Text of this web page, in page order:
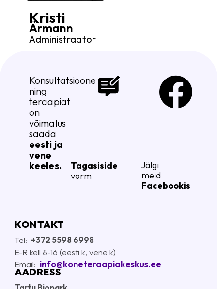
Kristi
Ärmann
Administraator
Konsultatsioone
ning
teraapiat
on
võimalus
saada
eesti ja
vene
keeles.
Tagasiside
vorm
Jälgi
meid
Facebookis
KONTAKT
Tel: +372 5598 6998
E-R kell 8-16 (eesti k, vene k)
Email: info@koneteraapiakeskus.ee
AADRESS